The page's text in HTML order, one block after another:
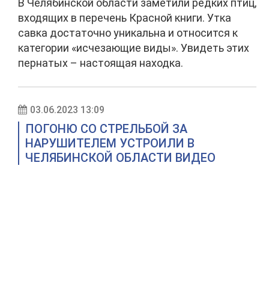
В Челябинской области заметили редких птиц,
входящих в перечень Красной книги. Утка
савка достаточно уникальна и относится к
категории «исчезающие виды». Увидеть этих
пернатых – настоящая находка.
03.06.2023 13:09
ПОГОНЮ СО СТРЕЛЬБОЙ ЗА
НАРУШИТЕЛЕМ УСТРОИЛИ В
ЧЕЛЯБИНСКОЙ ОБЛАСТИ ВИДЕО